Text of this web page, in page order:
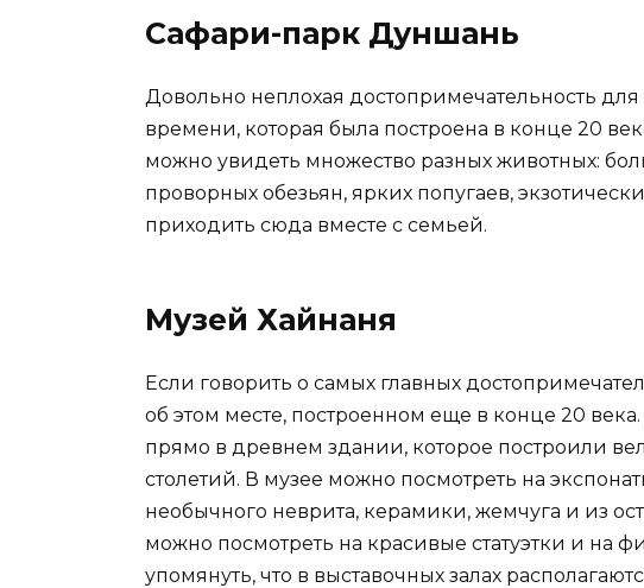
Сафари-парк Дуншань
Довольно неплохая достопримечательность
времени, которая была построена в конце 20
можно увидеть множество разных животных:
проворных обезьян, ярких попугаев,
приходить сюда вместе с семьей.
Музей Хайнаня
Если говорить о самых главных
об этом месте, построенном еще в конце 20
прямо в древнем здании, которое построили
столетий. В музее можно посмотреть на
необычного неврита, керамики, жемчуга и из
можно посмотреть на красивые статуэтки и на
упомянуть, что в выставочных залах